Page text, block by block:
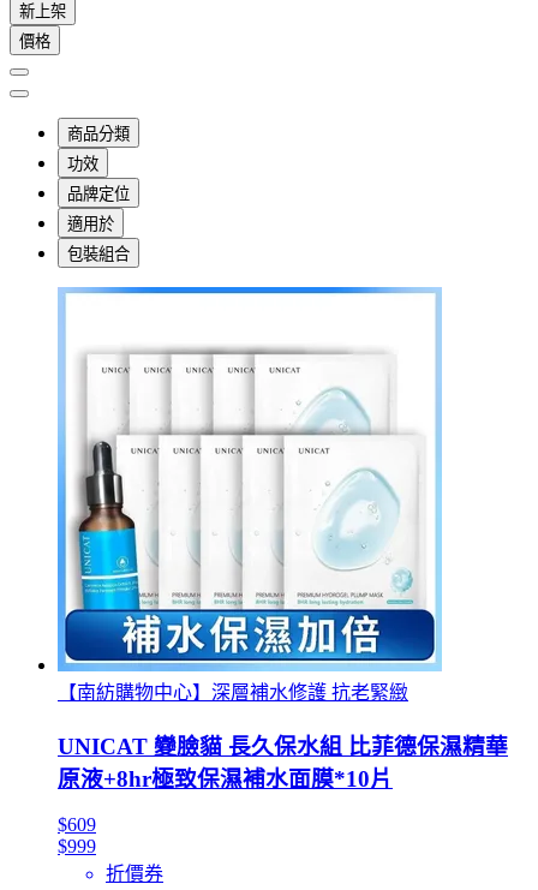
新上架
價格
商品分類
功效
品牌定位
適用於
包裝組合
【南紡購物中心】深層補水修護 抗老緊緻
UNICAT 變臉貓 長久保水組 比菲德保濕精華
原液+8hr極致保濕補水面膜*10片
$609
$999
折價券